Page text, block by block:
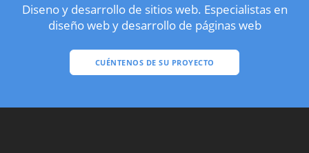
Diseno y desarrollo de sitios web. Especialistas en
diseño web y desarrollo de páginas web
CUÉNTENOS DE SU PROYECTO